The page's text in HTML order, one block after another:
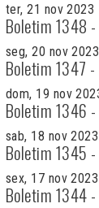
ter, 21 nov 2023
Boletim 1348
seg, 20 nov 2023
Boletim 1347
dom, 19 nov
Boletim 1346
sab, 18 nov 2023
Boletim 1345
sex, 17 nov 2023
Boletim 1344